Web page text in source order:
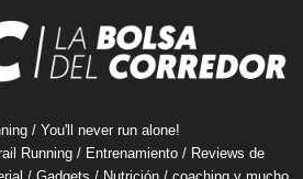
/ You'll never run alone!
Running / Entrenamiento / Reviews de